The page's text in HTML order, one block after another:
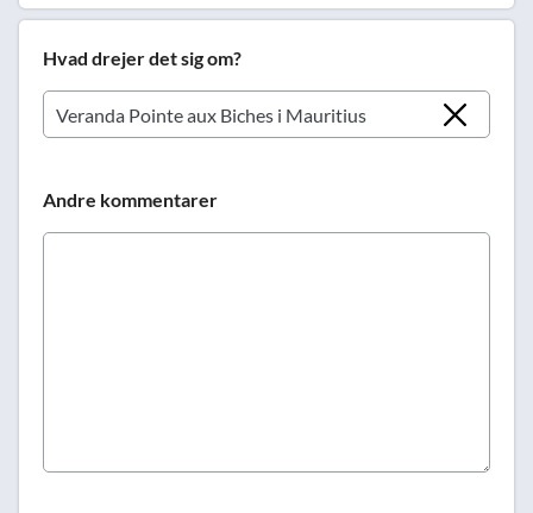
Hvad drejer det sig om?
Andre kommentarer